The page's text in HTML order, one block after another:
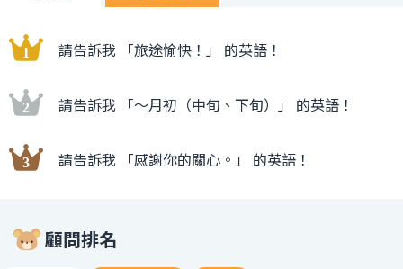
請告訴我 「旅途愉快！」 的英語！
請告訴我 「〜月初（中旬、下旬）」 的英語！
請告訴我 「感謝你的關心。」 的英語！
顧問排名